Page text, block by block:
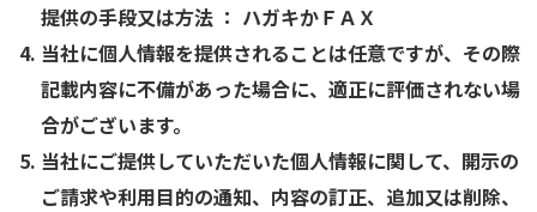
提供の手段又は方法 ： ハガキかＦＡＸ
当社に個人情報を提供されることは任意ですが、その際
記載内容に不備があった場合に、適正に評価されない場
合がございます。
当社にご提供していただいた個人情報に関して、開示の
ご請求や利用目的の通知、内容の訂正、追加又は削除、